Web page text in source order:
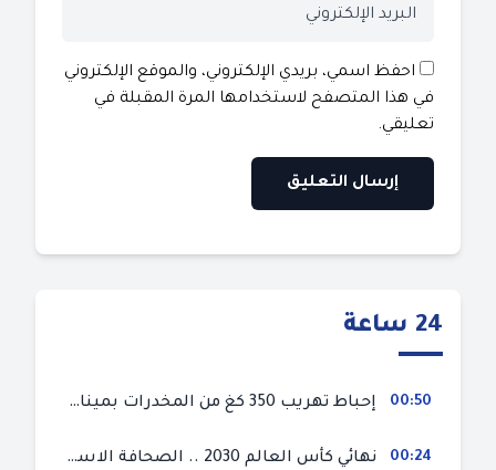
احفظ اسمي، بريدي الإلكتروني، والموقع الإلكتروني
في هذا المتصفح لاستخدامها المرة المقبلة في
تعليقي.
24 ساعة
00:50 إحباط تهريب 350 كغ من المخدرات بميناء طنجة المتوسط
00:24 نهائي كأس العالم 2030 .. الصحافة الاسبانية قلقة من حسم الملف لصالح المغرب و”تتهم رئيس الفيفا”